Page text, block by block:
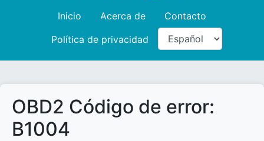
Inicio Acerca de
Contacto
Política de privacidad
OBD2 Código de error:
B1004